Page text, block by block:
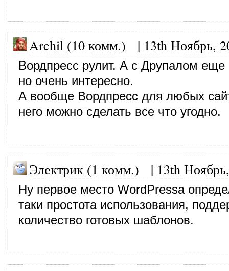
Archil (10 комм.) | 13th Ноябрь,
Вордпресс рулит. А с Друпалом еще
но очень интересно.
А вообще Вордпресс для любых
него можно сделать все что угодно.
Электрик (1 комм.) | 13th
Ну первое место WordPressа
таки простота использования,
количество готовых шаблонов.